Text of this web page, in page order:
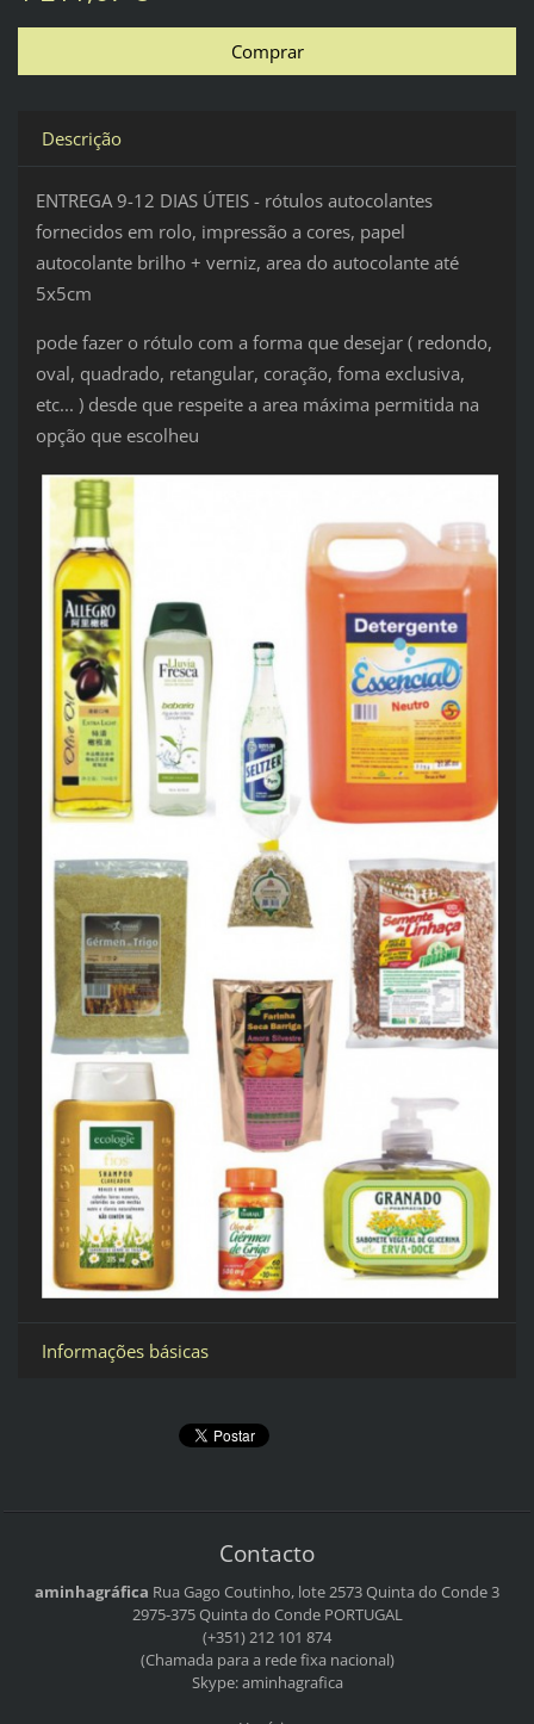
Descrição
ENTREGA 9-12 DIAS ÚTEIS - rótulos autocolantes
fornecidos em rolo, impressão a cores, papel
autocolante brilho + verniz, area do autocolante até
5x5cm
pode fazer o rótulo com a forma que desejar ( redondo,
oval, quadrado, retangular, coração, foma exclusiva,
etc... ) desde que respeite a area máxima permitida na
opção que escolheu
Informações básicas
Contacto
aminhagráfica Rua Gago Coutinho, lote 2573Quinta do Conde 3
2975-375 Quinta do CondePORTUGAL
(+351) 212 101 874
(Chamada para a rede fixa nacional)
Skype: aminhagrafica